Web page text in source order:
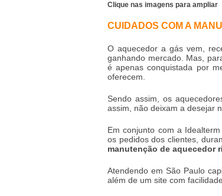
Clique nas imagens para ampliar
CUIDADOS COM A
O aquecedor a gás vem,
ganhando mercado. Mas,
é apenas conquistada por
oferecem.
Sendo assim, os
assim, não deixam a desejar
Em conjunto com a
os pedidos dos clientes,
manutenção de aquecedor
Atendendo em São Paulo
além de um site com